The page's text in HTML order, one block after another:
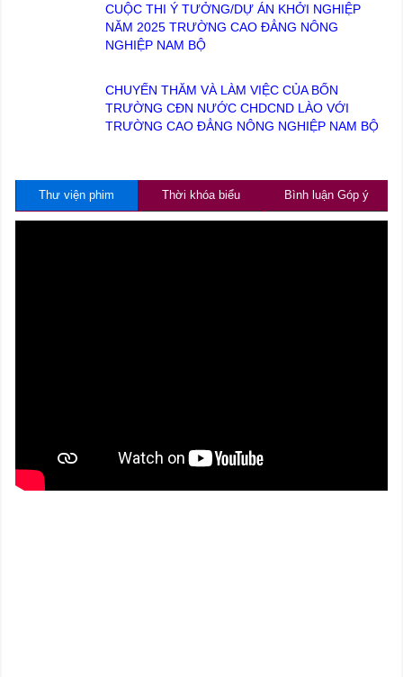
CUỘC THI Ý TƯỞNG/DỰ ÁN KHỞI NGHIỆP
NĂM 2025 TRƯỜNG CAO ĐẲNG NÔNG
NGHIỆP NAM BỘ
CHUYẾN THĂM VÀ LÀM VIỆC CỦA BỐN
TRƯỜNG CĐN NƯỚC CHDCND LÀO VỚI
TRƯỜNG CAO ĐẲNG NÔNG NGHIỆP NAM BỘ
Thư viện phim Thời khóa biểu Bình luận Góp ý